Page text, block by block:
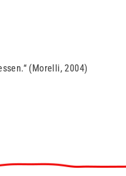
(Morelli, 2004)